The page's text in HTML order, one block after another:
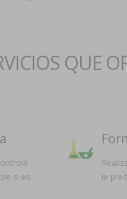
QUE
si es
le